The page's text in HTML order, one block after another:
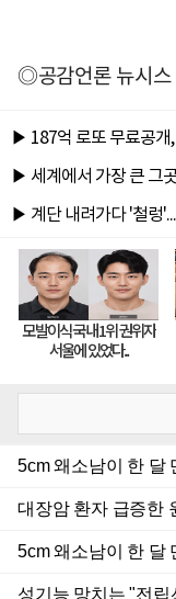
◎공감언론 뉴시스